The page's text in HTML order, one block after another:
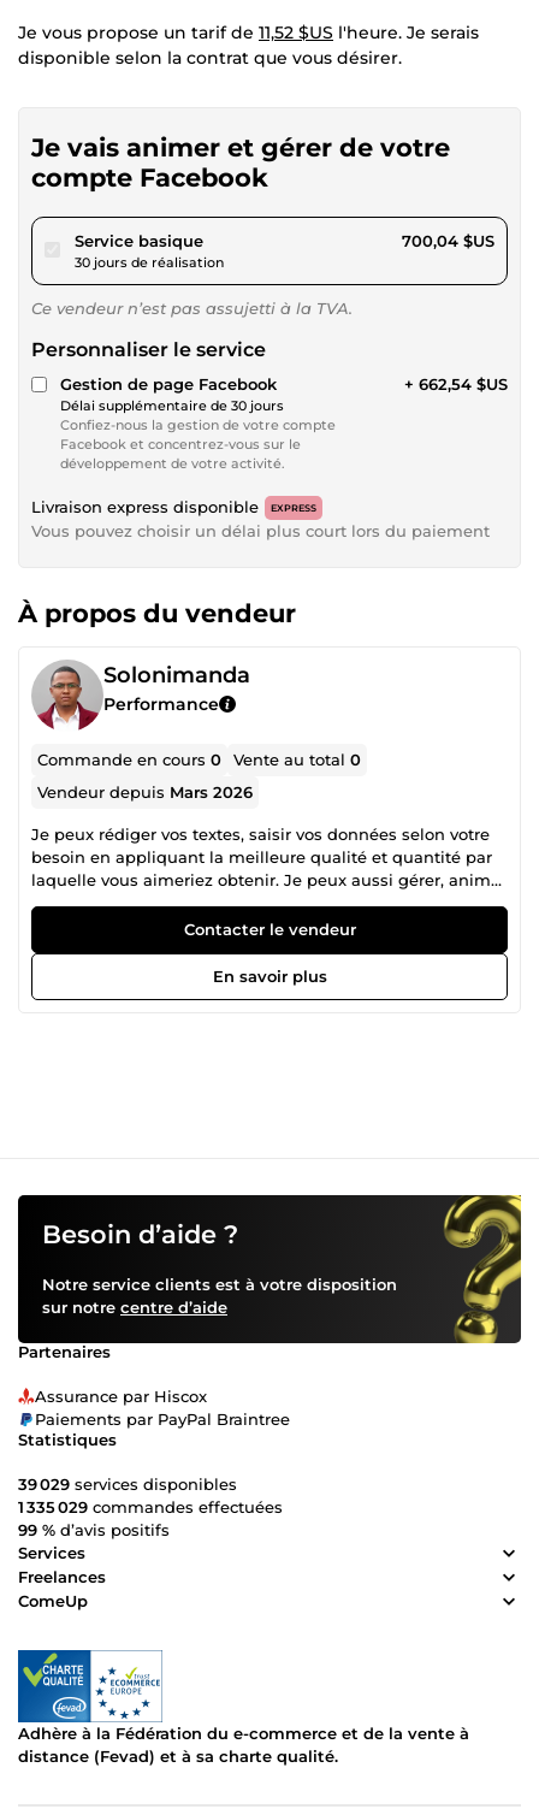
Je vous propose un tarif de 11,52 $US l'heure. Je serais
disponible selon la contrat que vous désirer.
Je vais animer et gérer de votre
compte Facebook
Service basiquepour 645,20 $US
30 jours de réalisation
700,04 $US
Ce vendeur n’est pas assujetti à la TVA.
Personnaliser le service
Gestion de page Facebook
Délai supplémentaire de 30 jours
Confiez-nous la gestion de votre compte
Facebook et concentrez-vous sur le
développement de votre activité.
+ 662,54 $US
Livraison express disponible EXPRESS
Vous pouvez choisir un délai plus court lors du paiement
À propos du vendeur
Solonimanda
Performance
Commande en cours0 Vente au total0
Vendeur depuis Mars 2026
Je peux rédiger vos textes, saisir vos données selon votre
besoin en appliquant la meilleure qualité et quantité par
laquelle vous aimeriez obtenir. Je peux aussi gérer, animer
votre page web, réseaux sociaux en tant que community
Contacter le vendeur
En savoir plus
Besoin d’aide ?
Notre service clients est à votre disposition
sur notre centre d’aide
Partenaires
Assurance par Hiscox
Paiements par PayPal Braintree
Statistiques
39 029 services disponibles
1 335 029 commandes effectuées
99 % d’avis positifs
Services
Freelances
ComeUp
Adhère à la Fédération du e-commerce et de la vente à
distance (Fevad) et à sa charte qualité.